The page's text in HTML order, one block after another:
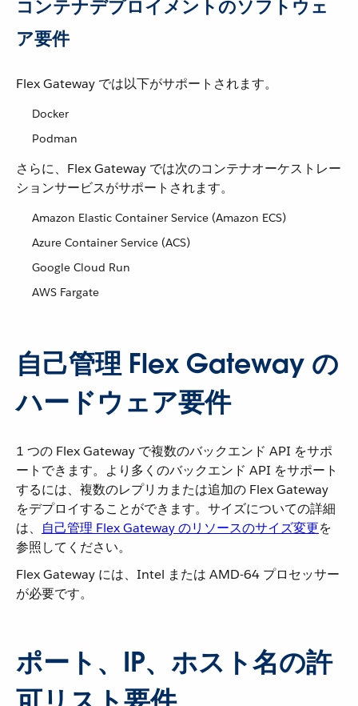
コンテナデプロイメントのソフトウェ
ア要件
Flex Gateway では以下がサポートされます。
Docker
Podman
さらに、Flex Gateway では次のコンテナオーケストレー
ションサービスがサポートされます。
Amazon Elastic Container Service (Amazon ECS)
Azure Container Service (ACS)
Google Cloud Run
AWS Fargate
自己管理 Flex Gateway の
ハードウェア要件
1 つの Flex Gateway で複数のバックエンド API をサポ
ートできます。より多くのバックエンド API をサポート
するには、複数のレプリカまたは追加の Flex Gateway
をデプロイすることができます。サイズについての詳細
は、 自己管理 Flex Gateway のリソースのサイズ変更を
参照してください。
Flex Gateway には、Intel または AMD-64 プロセッサー
が必要です。
ポート、IP、ホスト名の許